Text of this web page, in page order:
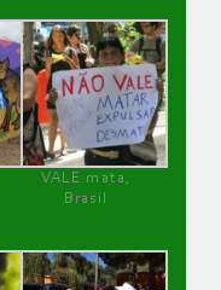
VALE mata,
Brasil